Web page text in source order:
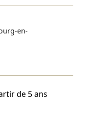
en-
de 5 ans